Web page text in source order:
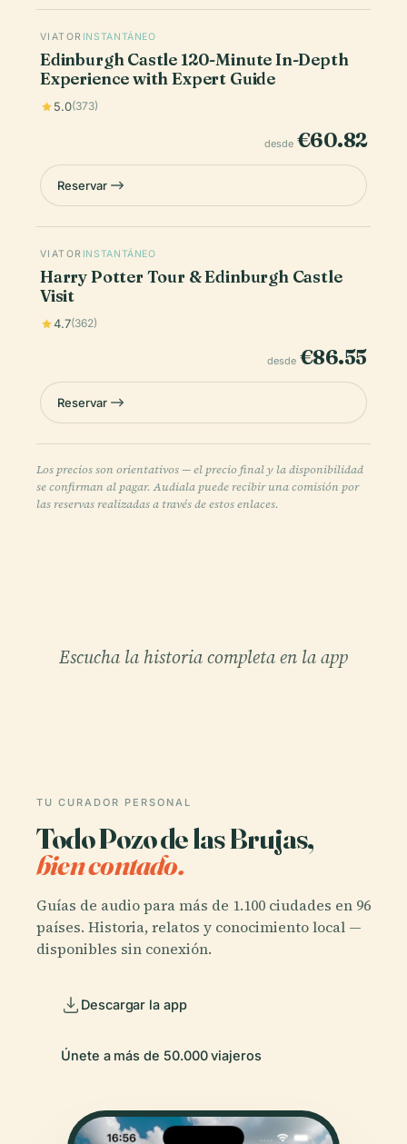
VIATOR INSTANTÁNEO
Edinburgh Castle 120-Minute In-Depth
Experience with Expert Guide
5.0(373)
desde €60.82
Reservar
VIATOR INSTANTÁNEO
Harry Potter Tour & Edinburgh Castle
Visit
4.7(362)
desde €86.55
Reservar
Los precios son orientativos — el precio final y la disponibilidad
se confirman al pagar. Audiala puede recibir una comisión por
las reservas realizadas a través de estos enlaces.
Escucha la historia completa en la app
TU CURADOR PERSONAL
Todo Pozo de las Brujas,
bien contado.
Guías de audio para más de 1.100 ciudades en 96
países. Historia, relatos y conocimiento local —
disponibles sin conexión.
Descargar la app
Únete a más de 50.000 viajeros